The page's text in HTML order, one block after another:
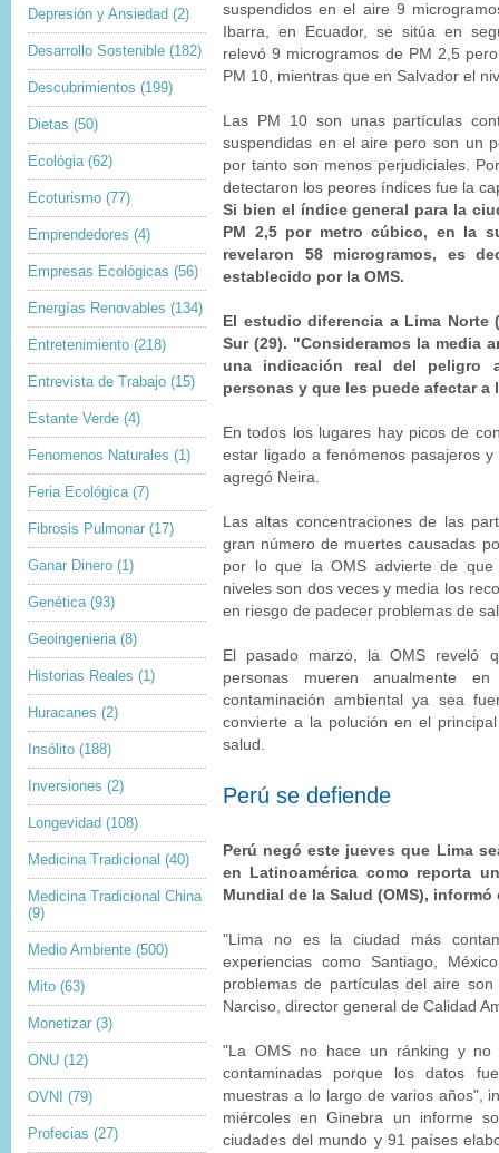
Depresión y Ansiedad (2)
Desarrollo Sostenible (182)
Descubrimientos (199)
Dietas (50)
Ecológia (62)
Ecoturismo (77)
Emprendedores (4)
Empresas Ecológicas (56)
Energías Renovables (134)
Entretenimiento (218)
Entrevista de Trabajo (15)
Estante Verde (4)
Fenomenos Naturales (1)
Feria Ecológica (7)
Fibrosis Pulmonar (17)
Ganar Dinero (1)
Genética (93)
Geoingenieria (8)
Historias Reales (1)
Huracanes (2)
Insólito (188)
Inversiones (2)
Longevidad (108)
Medicina Tradicional (40)
Medicina Tradicional China
(9)
Medio Ambiente (500)
Mito (63)
Monetizar (3)
ONU (12)
OVNI (79)
Profecias (27)
suspendidos en el aire 9
Ibarra, en Ecuador, se sitúa en
relevó 9 microgramos de PM 2,5
PM 10, mientras que en Salvador el
Las PM 10 son unas partículas
suspendidas en el aire pero son un
por tanto son menos perjudiciales.
detectaron los peores índices fue la
Si bien el índice general para la
PM 2,5 por metro cúbico, en la
revelaron 58 microgramos, es
establecido por la OMS.
El estudio diferencia a Lima Norte
Sur (29). "Consideramos la media
una indicación real del peligro
personas y que les puede afectar a
En todos los lugares hay picos de
estar ligado a fenómenos pasajeros
agregó Neira.
Las altas concentraciones de las
gran número de muertes causadas
por lo que la OMS advierte de
niveles son dos veces y media los
en riesgo de padecer problemas de
El pasado marzo, la OMS reveló
personas mueren anualmente
contaminación ambiental ya sea
convierte a la polución en el
salud.
Perú se defiende
Perú negó este jueves que Lima
en Latinoamérica como reporta
Mundial de la Salud (OMS),
"Lima no es la ciudad más
experiencias como Santiago,
problemas de partículas del aire
Narciso, director general de Calidad
"La OMS no hace un ránking y no
contaminadas porque los datos
muestras a lo largo de varios años",
miércoles en Ginebra un informe
ciudades del mundo y 91 países